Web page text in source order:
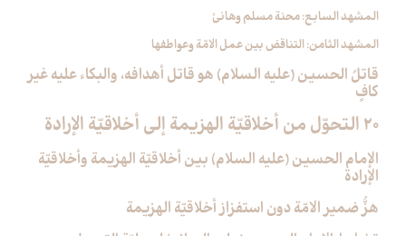
المشهد السابع: محنة مسلم وهانئ
المشهد الثامن: التناقض بين عمل الامّة وعواطفها
قاتلُ الحسين (عليه السلام) هو قاتل أهدافه، والبكاء عليه غير
كافٍ
20 التحوّل من أخلاقيّة الهزيمة إلى أخلاقيّة الإرادة
الإمام الحسين (عليه السلام) بين أخلاقيّة الهزيمة وأخلاقيّة
الإرادة
هزُّ ضمير الامّة دون استفزاز أخلاقيّة الهزيمة